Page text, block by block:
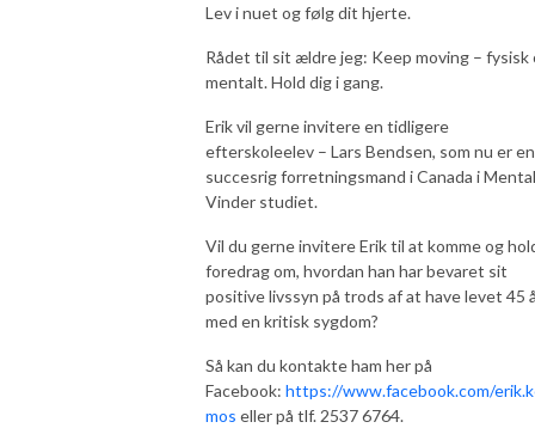
Lev i nuet og følg dit hjerte.
Rådet til sit ældre jeg: Keep moving – fysisk
mentalt. Hold dig i gang.
Erik vil gerne invitere en tidligere
efterskoleelev – Lars Bendsen, som nu er en
succesrig forretningsmand i Canada i Mental
Vinder studiet.
Vil du gerne invitere Erik til at komme og
foredrag om, hvordan han har bevaret sit
positive livssyn på trods af at have levet 45
med en kritisk sygdom?
Så kan du kontakte ham her på
Facebook: https://www.facebook.com/
mos eller på tlf. 2537 6764.